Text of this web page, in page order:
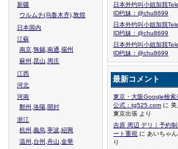
新疆
ウルムチ(乌鲁木齐),敦煌
日本国内
江蘇
南京,無錫,南通,揚州
蘇州,昆山,周庄
江西
河北
河南
鄭州,洛陽,開封
浙江
杭州,義烏,寧波,紹興
温州,台州,舟山,金華
日本外约叫小姐加我
ID约妹：@chu8699
日本外约叫小姐加我
ID约妹：@chu8699
日本外约叫小姐加我
ID约妹：@chu8699
最新コメント
東京・大阪Google檢索
公式：tg525.com に 美
東京出張 より
吉原 周辺 デリ｜予約
ート重視 に あいちゃ
り